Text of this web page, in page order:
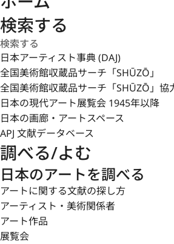
検索する
日本アーティスト事典 (DAJ)
全国美術館収蔵品サーチ「SHŪZŌ」
全国美術館収蔵品サーチ「SHŪZŌ」協
日本の現代アート展覧会 1945年以降
日本の画廊・アートスペース
APJ 文献データベース
調べる/よむ
日本のアートを調べる
アートに関する文献の探し方
アーティスト・美術関係者
アート作品
展覧会